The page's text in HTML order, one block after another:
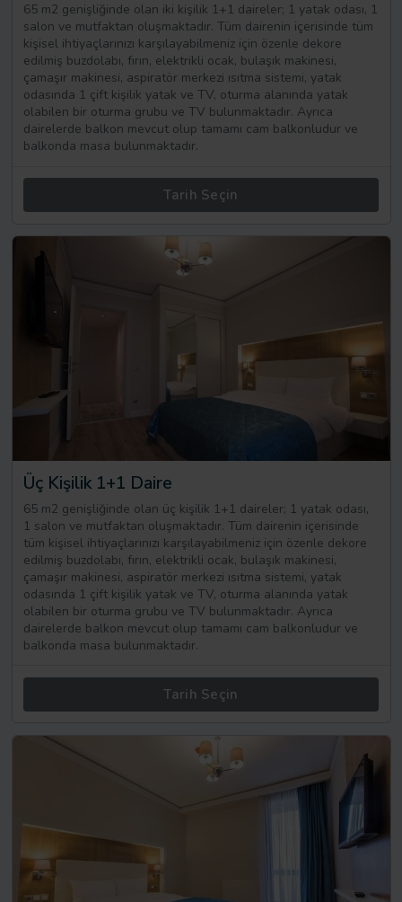
65 m2 genişliğinde olan iki kişilik 1+1 daireler; 1 yatak odası, 1
salon ve mutfaktan oluşmaktadır. Tüm dairenin içerisinde tüm
kişisel ihtiyaçlarınızı karşılayabilmeniz için özenle dekore
edilmiş buzdolabı, fırın, elektrikli ocak, bulaşık makinesi,
çamaşır makinesi, aspiratör merkezi ısıtma sistemi, yatak
odasında 1 çift kişilik yatak ve TV, oturma alanında yatak
olabilen bir oturma grubu ve TV bulunmaktadır. Ayrıca
dairelerde balkon mevcut olup tamamı cam balkonludur ve
balkonda masa bulunmaktadır.
Tarih Seçin
Üç Kişilik 1+1 Daire
65 m2 genişliğinde olan üç kişilik 1+1 daireler; 1 yatak odası,
1 salon ve mutfaktan oluşmaktadır. Tüm dairenin içerisinde
tüm kişisel ihtiyaçlarınızı karşılayabilmeniz için özenle dekore
edilmiş buzdolabı, fırın, elektrikli ocak, bulaşık makinesi,
çamaşır makinesi, aspiratör merkezi ısıtma sistemi, yatak
odasında 1 çift kişilik yatak ve TV, oturma alanında yatak
olabilen bir oturma grubu ve TV bulunmaktadır. Ayrıca
dairelerde balkon mevcut olup tamamı cam balkonludur ve
balkonda masa bulunmaktadır.
Tarih Seçin